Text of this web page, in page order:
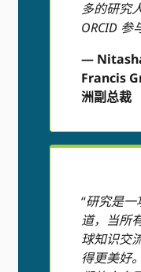
多的研究
ORCID 参
—
Francis
洲副总裁
“研究是
道，当所
球知识交
得更美好